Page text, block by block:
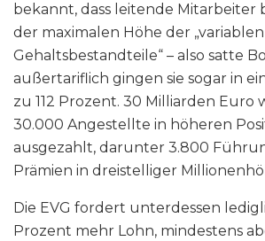
bekannt, dass leitende Mitarbeiter
der maximalen Höhe der „variablen
Gehaltsbestandteile“ – also satte
außertariflich gingen sie sogar in
zu 112 Prozent. 30 Milliarden Euro
30.000 Angestellte in höheren
ausgezahlt, darunter 3.800
Prämien in dreistelliger
Die EVG fordert unterdessen
Prozent mehr Lohn, mindestens